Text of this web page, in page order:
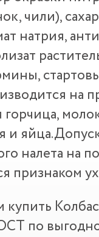
чили),
натрия,
на
горчица,
и
налета на
признаком
купить
по